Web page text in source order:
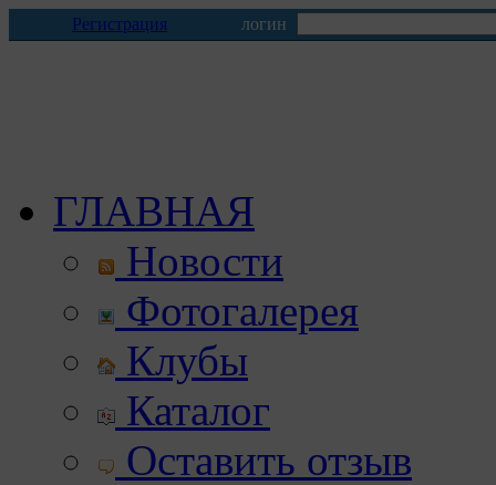
Регистрация логин
ГЛАВНАЯ
Новости
Фотогалерея
Клубы
Каталог
Оставить отзыв